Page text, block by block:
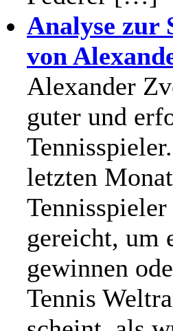
Analyse zur
von
Alexander
guter und
letzten
gereicht, um
gewinnen
Tennis